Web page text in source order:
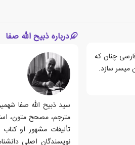
چنان‌ که‌
میسر سازد.
درباره ذبیح الله صفا
مترجم، مصحح متون،
تألیفات مشهور او